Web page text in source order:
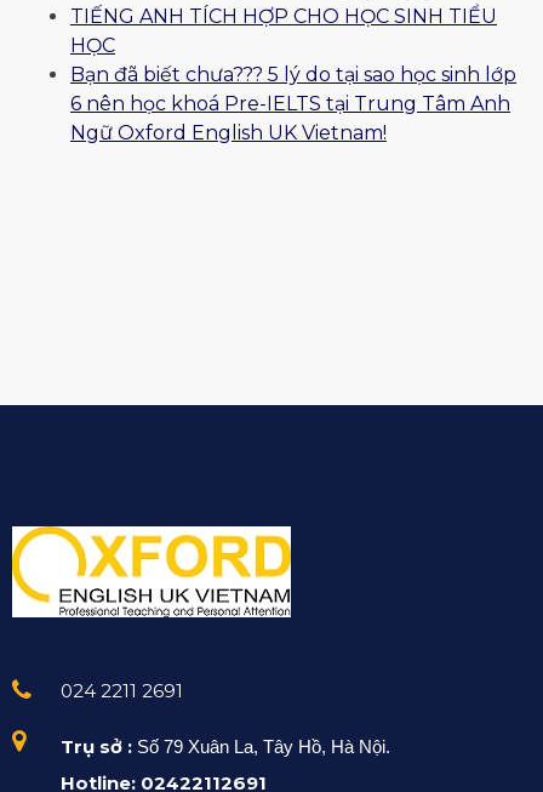
TIẾNG ANH TÍCH HỢP CHO HỌC SINH TIỂU
HỌC
Bạn đã biết chưa??? 5 lý do tại sao học sinh lớp
6 nên học khoá Pre-IELTS tại Trung Tâm Anh
Ngữ Oxford English UK Vietnam!
024 2211 2691
Trụ sở : Số 79 Xuân La, Tây Hồ, Hà Nội.
Hotline: 02422112691